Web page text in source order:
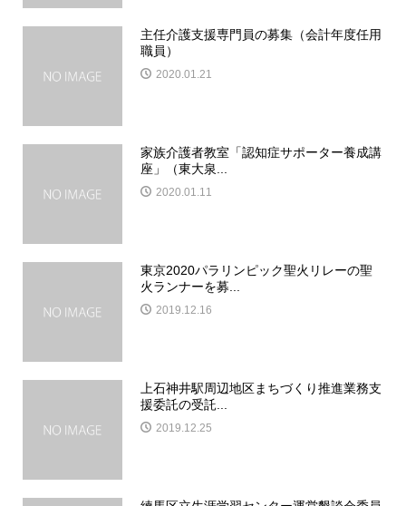
主任介護支援専門員の募集（会計年度任用
職員）
2020.01.21
家族介護者教室「認知症サポーター養成講
座」（東大泉...
2020.01.11
東京2020パラリンピック聖火リレーの聖
火ランナーを募...
2019.12.16
上石神井駅周辺地区まちづくり推進業務支
援委託の受託...
2019.12.25